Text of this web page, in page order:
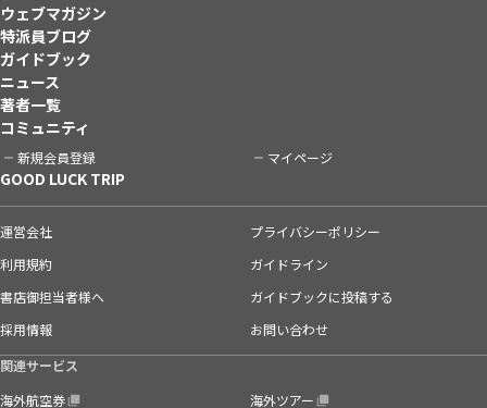
ウェブマガジン
特派員ブログ
ガイドブック
ニュース
著者一覧
コミュニティ
新規会員登録 マイページ
GOOD LUCK TRIP
運営会社
プライバシーポリシー
利用規約
ガイドライン
書店御担当者様へ
ガイドブックに投稿する
採用情報
お問い合わせ
関連サービス
海外航空券
海外ツアー